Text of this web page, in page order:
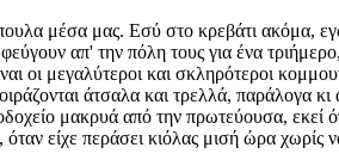
μέσα μας. Εσύ στο κρεβάτι ακόμα,
απ' την πόλη τους για ένα
οι μεγαλύτεροι και σκληρότεροι
άτσαλα και τρελλά,
μακρυά από την πρωτεύουσα,
είχε περάσει κιόλας μισή ώρα χωρίς